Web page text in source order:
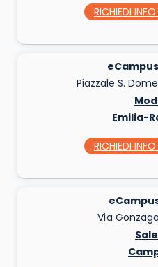
RICHIEDI INFO
Piazzale S.
Emilia-
RICHIEDI INFO
Via